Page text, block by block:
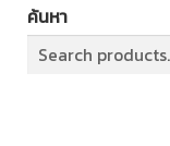
ค้นหา